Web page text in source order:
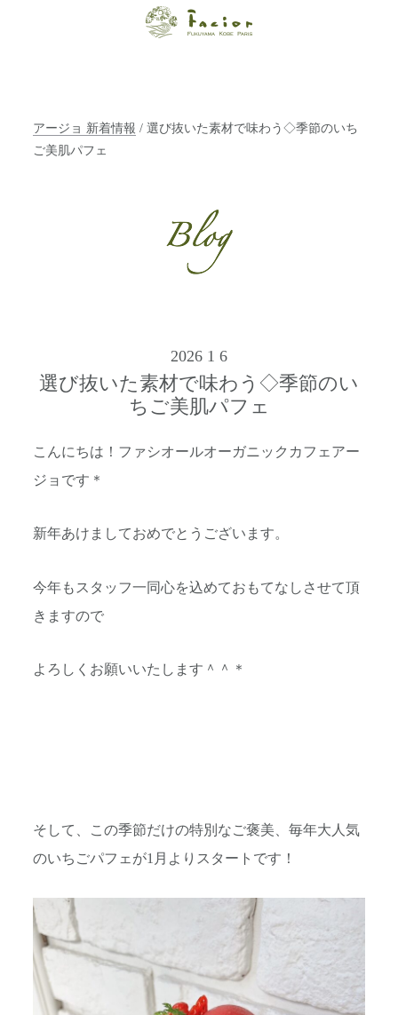
ン ファシオー
ルでご提案しま
す。
アージョ 新着情報 / 選び抜いた素材で味わう◇季節のいち
ご美肌パフェ
2026 1 6
選び抜いた素材で味わう◇季節のい
ちご美肌パフェ
こんにちは！ファシオールオーガニックカフェアー
ジョです＊
新年あけましておめでとうございます。
今年もスタッフ一同心を込めておもてなしさせて頂
きますので
よろしくお願いいたします＾＾＊
そして、この季節だけの特別なご褒美、毎年大人気
のいちごパフェが1月よりスタートです！